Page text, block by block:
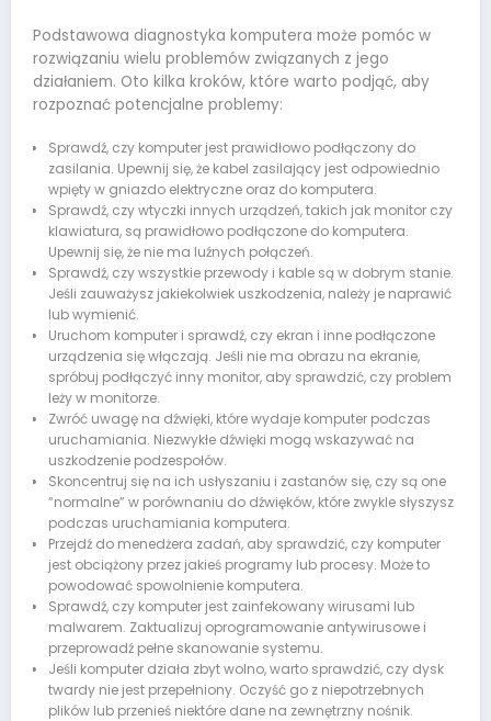
Podstawowa diagnostyka komputera może pomóc w
rozwiązaniu wielu problemów związanych z jego
działaniem. Oto kilka kroków, które warto podjąć, aby
rozpoznać potencjalne problemy:
Sprawdź, czy komputer jest prawidłowo podłączony do
zasilania. Upewnij się, że kabel zasilający jest odpowiednio
wpięty w gniazdo elektryczne oraz do komputera.
Sprawdź, czy wtyczki innych urządzeń, takich jak monitor czy
klawiatura, są prawidłowo podłączone do komputera.
Upewnij się, że nie ma luźnych połączeń.
Sprawdź, czy wszystkie przewody i kable są w dobrym stanie.
Jeśli zauważysz jakiekolwiek uszkodzenia, należy je naprawić
lub wymienić.
Uruchom komputer i sprawdź, czy ekran i inne podłączone
urządzenia się włączają. Jeśli nie ma obrazu na ekranie,
spróbuj podłączyć inny monitor, aby sprawdzić, czy problem
leży w monitorze.
Zwróć uwagę na dźwięki, które wydaje komputer podczas
uruchamiania. Niezwykłe dźwięki mogą wskazywać na
uszkodzenie podzespołów.
Skoncentruj się na ich usłyszaniu i zastanów się, czy są one
“normalne” w porównaniu do dźwięków, które zwykle słyszysz
podczas uruchamiania komputera.
Przejdź do menedżera zadań, aby sprawdzić, czy komputer
jest obciążony przez jakieś programy lub procesy. Może to
powodować spowolnienie komputera.
Sprawdź, czy komputer jest zainfekowany wirusami lub
malwarem. Zaktualizuj oprogramowanie antywirusowe i
przeprowadź pełne skanowanie systemu.
Jeśli komputer działa zbyt wolno, warto sprawdzić, czy dysk
twardy nie jest przepełniony. Oczyść go z niepotrzebnych
plików lub przenieś niektóre dane na zewnętrzny nośnik.